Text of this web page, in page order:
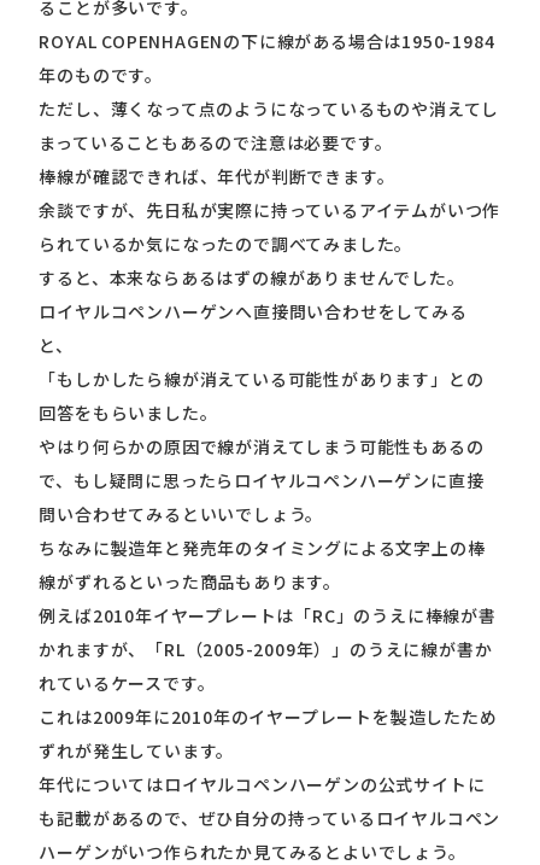
ることが多いです。
ROYAL COPENHAGENの下に線がある場合は1950-1984
年のものです。
ただし、薄くなって点のようになっているものや消えてし
まっていることもあるので注意は必要です。
棒線が確認できれば、年代が判断できます。
余談ですが、先日私が実際に持っているアイテムがいつ作
られているか気になったので調べてみました。
すると、本来ならあるはずの線がありませんでした。
ロイヤルコペンハーゲンへ直接問い合わせをしてみる
と、
「もしかしたら線が消えている可能性があります」との
回答をもらいました。
やはり何らかの原因で線が消えてしまう可能性もあるの
で、もし疑問に思ったらロイヤルコペンハーゲンに直接
問い合わせてみるといいでしょう。
ちなみに製造年と発売年のタイミングによる文字上の棒
線がずれるといった商品もあります。
例えば2010年イヤープレートは「RC」のうえに棒線が書
かれますが、「RL（2005-2009年）」のうえに線が書か
れているケースです。
これは2009年に2010年のイヤープレートを製造したため
ずれが発生しています。
年代についてはロイヤルコペンハーゲンの公式サイトに
も記載があるので、ぜひ自分の持っているロイヤルコペン
ハーゲンがいつ作られたか見てみるとよいでしょう。